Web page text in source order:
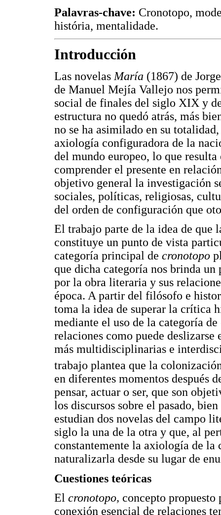
Palavras-chave: Cronotopo,
história, mentalidade.
Introducción
Las novelas María (1867) de
de Manuel Mejía Vallejo nos
social de finales del siglo XIX y
estructura no quedó atrás, más
no se ha asimilado en su
axiología configuradora de la
del mundo europeo, lo que
comprender el presente en
objetivo general la investigación
sociales, políticas, religiosas,
del orden de configuración que
El trabajo parte de la idea de que
constituye un punto de vista
categoría principal de cronotopo
que dicha categoría nos brinda
por la obra literaria y sus
época. A partir del filósofo e
toma la idea de superar la crítica
mediante el uso de la categoría
relaciones como puede
más multidisciplinarias e
trabajo plantea que la
en diferentes momentos después
pensar, actuar o ser, que son
los discursos sobre el pasado,
estudian dos novelas del campo
siglo la una de la otra y que, al
constantemente la axiología de la
naturalizarla desde su lugar de
Cuestiones teóricas
El cronotopo, concepto
conexión esencial de relaciones